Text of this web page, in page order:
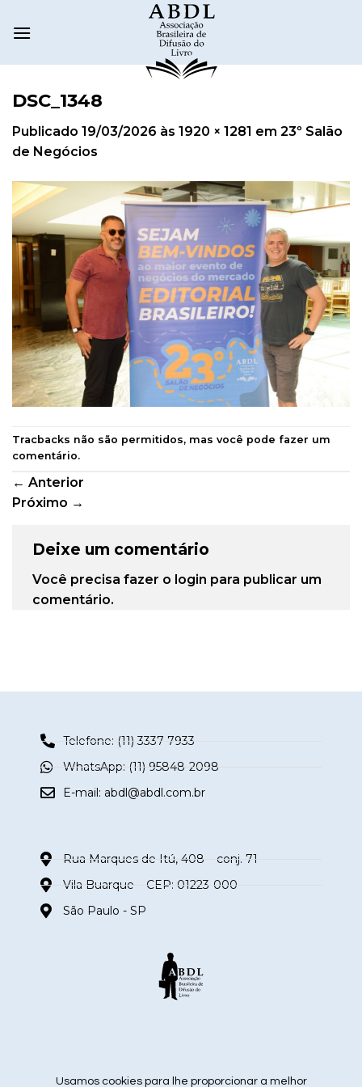
DSC_1348
Publicado 19/03/2026 às 1920 × 1281 em 23º Salão
de Negócios
Tracbacks não são permitidos, mas você pode fazer um
comentário.
← Anterior
Próximo →
Deixe um comentário
Você precisa fazer o login para publicar um
comentário.
Telefone: (11) 3337-7933
WhatsApp: (11) 95848-2098
E-mail: abdl@abdl.com.br
Rua Marques de Itú, 408 – conj. 71
Vila Buarque – CEP: 01223-000
São Paulo - SP
siga nas redes sociais
Usamos cookies para lhe proporcionar a melhor